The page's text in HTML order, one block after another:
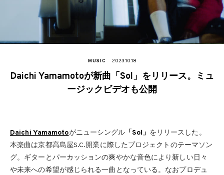
MUSIC 2023.10.18
Daichi Yamamotoが新曲「Sol」をリリース。ミュ
ージックビデオも公開
Daichi Yamamotoがニューシングル 「Sol」 をリリースした。
本楽曲は京都高島屋S.C.開業に際したプロジェクトのテーマソン
グ。ギターとパーカッションの爽やかな音色により新しい日々
や未来への希望が感じられる一曲となっている。なおプロデュ